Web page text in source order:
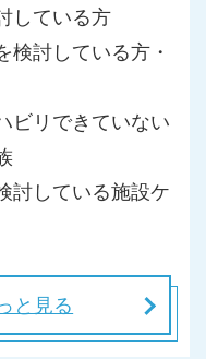
している方
検討している方・
ビリできていない
討している施設ケ
と見る